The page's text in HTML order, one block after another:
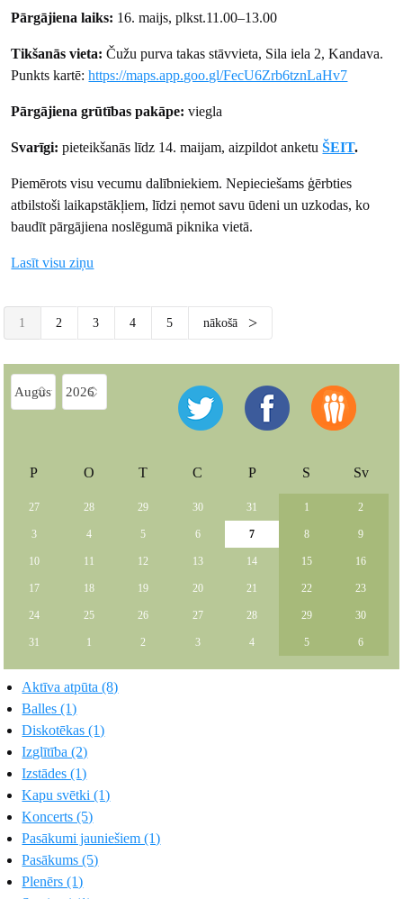
Pārgājiena laiks: 16. maijs, plkst.11.00–13.00
Tikšanās vieta: Čužu purva takas stāvvieta, Sila iela 2, Kandava.
Punkts kartē:https://maps.app.goo.gl/FecU6Zrb6tznLaHv7
Pārgājiena grūtības pakāpe:viegla
Svarīgi: pieteikšanās līdz 14. maijam, aizpildot anketuŠEIT.
Piemērots visu vecumu dalībniekiem. Nepieciešams ģērbties
atbilstoši laikapstākļiem, līdzi ņemot savu ūdeni un uzkodas, ko
baudīt pārgājiena noslēgumā piknika vietā.
Lasīt visu ziņu
1 2 3 4 5 nākošā
P O T C P S Sv
27 28 29 30 31 1 2
3 4 5 6 7 8 9
10 11 12 13 14 15 16
17 18 19 20 21 22 23
24 25 26 27 28 29 30
31 1 2 3 4 5 6
Aktīva atpūta (8)
Balles (1)
Diskotēkas (1)
Izglītība (2)
Izstādes (1)
Kapu svētki (1)
Koncerts (5)
Pasākumi jauniešiem (1)
Pasākums (5)
Plenērs (1)